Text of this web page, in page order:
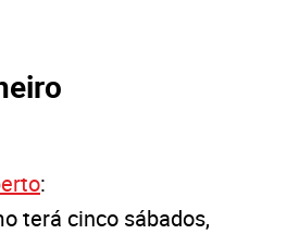
:
terá cinco sábados,